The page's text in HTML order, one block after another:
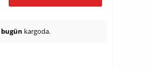
bugün kargoda.